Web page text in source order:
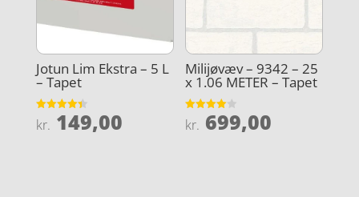
Jotun Lim Ekstra – 5 L
– Tapet
Vurderet
4.4
kr. 149,00
Milijøvæv – 9342 – 25
x 1.06 METER – Tapet
Vurderet
4
kr. 699,00